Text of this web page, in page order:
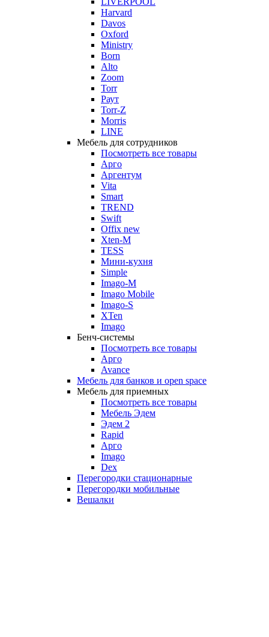
Harvard
Davos
Oxford
Ministry
Born
Alto
Zoom
Torr
Раут
Torr-Z
Morris
LINE
Мебель для сотрудников
Посмотреть все товары
Арго
Аргентум
Vita
Smart
TREND
Swift
Offix new
Xten-M
TESS
Мини-кухня
Simple
Imago-M
Imago Mobile
Imago-S
XTen
Imago
Бенч-системы
Посмотреть все товары
Арго
Avance
Мебель для банков и open space
Мебель для приемных
Посмотреть все товары
Мебель Эдем
Эдем 2
Rapid
Арго
Imago
Dex
Перегородки стационарные
Перегородки мобильные
Вешалки